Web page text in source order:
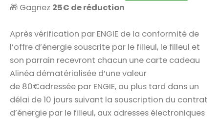
🎁 Gagnez 25€ de réduction
Après vérification par ENGIE de la conformité de
l’offre d’énergie souscrite par le filleul, le filleul et
son parrain recevront chacun une carte cadeau
Alinéa dématérialisée d’une valeur
de 80€adressée par ENGIE, au plus tard dans un
délai de 10 jours suivant la souscription du contrat
d’énergie par le filleul, aux adresses électroniques